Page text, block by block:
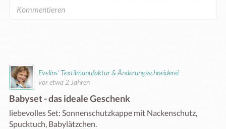
Evelins' Textilmanufaktur & Änderungsschneiderei
vor etwa 2 Jahren
Babyset - das ideale Geschenk
liebevolles Set: Sonnenschutzkappe mit Nackenschutz,
Spucktuch, Babylätzchen.